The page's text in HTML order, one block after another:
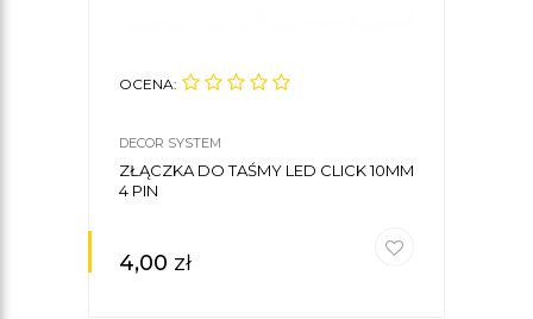
OCENA:
DECOR SYSTEM
ZŁĄCZKA DO TAŚMY LED CLICK 10MM
4 PIN
4,00 zł